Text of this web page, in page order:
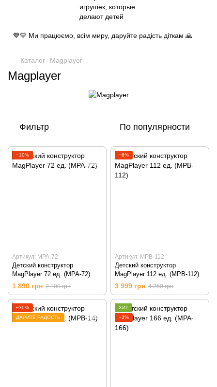
💙💛 Ми працюємо, всім миру, даруйте радість діткам 🙏
Каталог Magplayer
Magplayer
Фильтр По популярности
−10%
Артикул: MPA-72
Детский конструктор
MagPlayer 72 ед. (MPA-72)
1 890 грн 2 100 грн
−6%
Артикул: MPB-112
Детский конструктор
MagPlayer 112 ед. (MPB-112)
3 999 грн 4 250 грн
−30%
ДАРИТЕ РАДОСТЬ
ХИТ
−3%